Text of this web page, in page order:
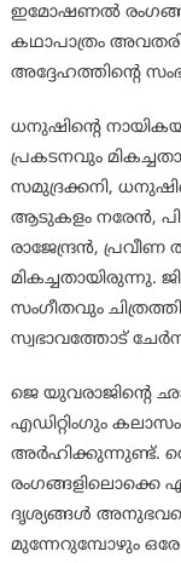
ഇമോഷണൽ
കഥാപാത്രം
അദ്ദേഹത്തിന്‍റെ
ധനുഷിന്‍റെ
പ്രകടനവും
സമുദ്രക്കനി,
ആടുകളം നരേൻ,
രാജേന്ദ്രൻ,
മികച്ചതായിരുന്നു.
സംഗീതവും
സ്വഭാവത്തോട്
ജെ യുവരാജിന്‍റെ
എഡിറ്റിംഗും
അർഹിക്കുന്നുണ്ട്.
രംഗങ്ങളിലൊക്കെ
ദൃശ്യങ്ങള്‍
മുന്നേറുമ്പോഴും